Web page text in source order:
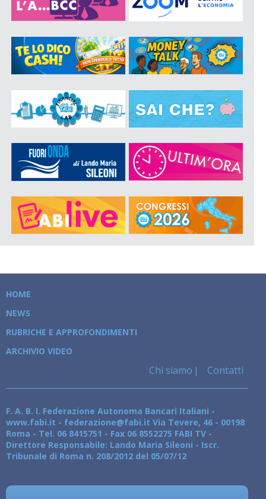
HOME
NEWS
RUBRICHE E APPROFONDIMENTI
ARCHIVIO VIDEO
Chi siamo Contatti
F. A. B. I. Federazione Autonoma Bancari Italiani -
www.fabi.it - federazione@fabi.it Via Tevere, 46 - 00198
Roma - Tel. 06 8415751 - Fax 06 8552275 FABI TV -
Direttore Responsabile: Lando Maria Sileoni - Iscr.
Tribunale di Roma n. 208/2012 del 05/07/12